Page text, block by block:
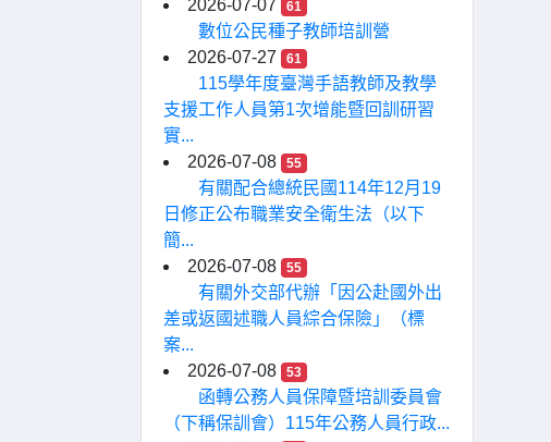
2026-07-07
61
數位公民種子教師培訓營
2026-07-27
61
115學年度臺灣手語教師及教學
支援工作人員第1次增能暨回訓研習
實...
2026-07-08
55
有關配合總統民國114年12月19
日修正公布職業安全衛生法（以下
簡...
2026-07-08
55
有關外交部代辦「因公赴國外出
差或返國述職人員綜合保險」（標
案...
2026-07-08
53
函轉公務人員保障暨培訓委員會
（下稱保訓會）115年公務人員行政...